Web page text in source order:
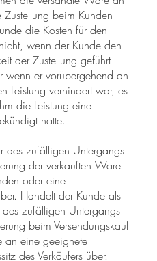
beim Kunden
die Kosten für den
wenn der Kunde den
der Zustellung geführt
wenn er vorübergehend an
Leistung verhindert war, es
die Leistung eine
hatte.
des zufälligen Untergangs
der verkauften Ware
oder eine
Handelt der Kunde als
zufälligen Untergangs
beim Versendungskauf
an eine geeignete
des Verkäufers über.